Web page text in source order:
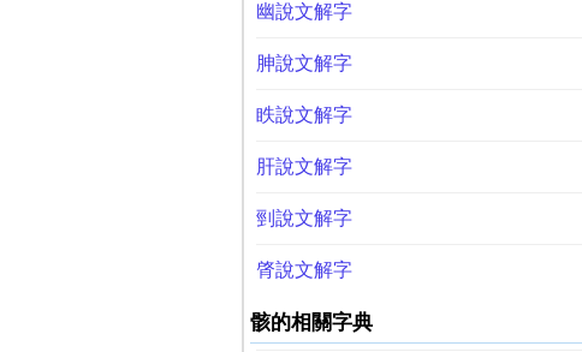
幽說文解字
胂說文解字
眣說文解字
肝說文解字
剄說文解字
䏿說文解字
骸的相關字典